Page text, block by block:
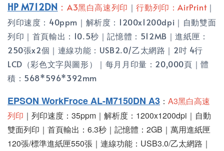
HP M712DN ：A3黑白高速列印 ｜行動列印：AirPrint｜
列印速度：40ppm｜解析度：1200x1200dpi｜自動雙面
列印｜首頁輸出：10.5秒｜記憶體：512MB｜進紙匣：
250張x2個｜連線功能：USB2.0/乙太網路｜2吋 4行
LCD（彩色文字與圖形）｜每月月印量：20,000頁｜體
積：568*596*392mm
EPSON WorkFroce AL-M7150DN A3 ： A3黑白高速
列印 ｜列印速度：35ppm｜解析度：1200x1200dpi｜自動
雙面列印｜首頁輸出：6.3秒｜記憶體：2GB｜萬用進紙匣
120張/標準進紙匣550張｜連線功能：USB3.0/乙太網路｜